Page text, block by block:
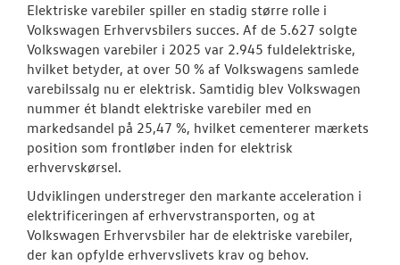
Elektriske varebiler spiller en stadig større rolle i
Volkswagen Erhvervsbilers succes. Af de 5.627 solgte
Volkswagen varebiler i 2025 var 2.945 fuldelektriske,
hvilket betyder, at over 50 % af Volkswagens samlede
varebilssalg nu er elektrisk. Samtidig blev Volkswagen
nummer ét blandt elektriske varebiler med en
markedsandel på 25,47 %, hvilket cementerer mærkets
position som frontløber inden for elektrisk
erhvervskørsel.
Udviklingen understreger den markante acceleration i
elektrificeringen af erhvervstransporten, og at
Volkswagen Erhvervsbiler har de elektriske varebiler,
der kan opfylde erhvervslivets krav og behov.